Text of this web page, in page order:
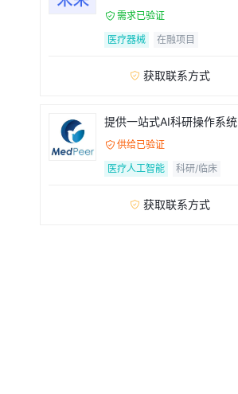
 需求已验证
医疗器械
在融项目
 获取联系方式
提供一站式AI科研操作系统
 供给已验证
医疗人工智能
科研/临床
 获取联系方式